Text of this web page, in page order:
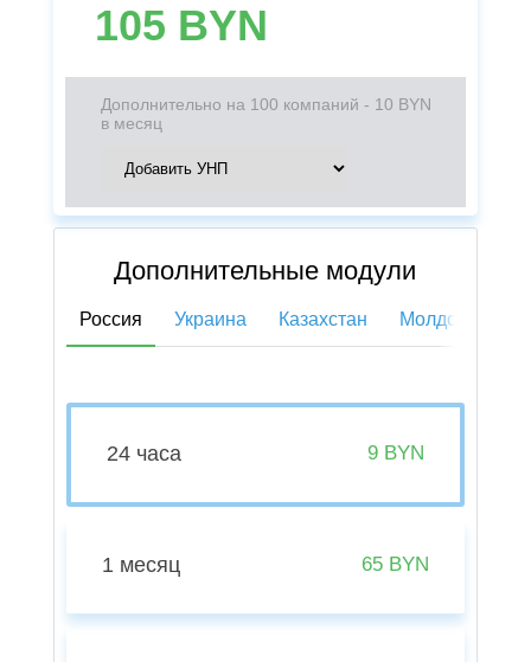
105 BYN
Дополнительно на 100 компаний - 10 BYN
в месяц
Дополнительные модули
Россия Украина Казахстан Молдова
24 часа 9 BYN
1 месяц 65 BYN